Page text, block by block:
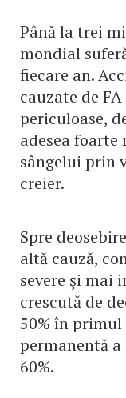
Până la trei
mondial
fiecare an.
cauzate de
periculoase,
adesea
sângelui prin
creier.
Spre
altă cauză,
severe şi mai
crescută de
50% în
permanentă a
60%.